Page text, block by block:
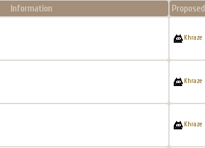
Information
Khraze
Khraze
Khraze